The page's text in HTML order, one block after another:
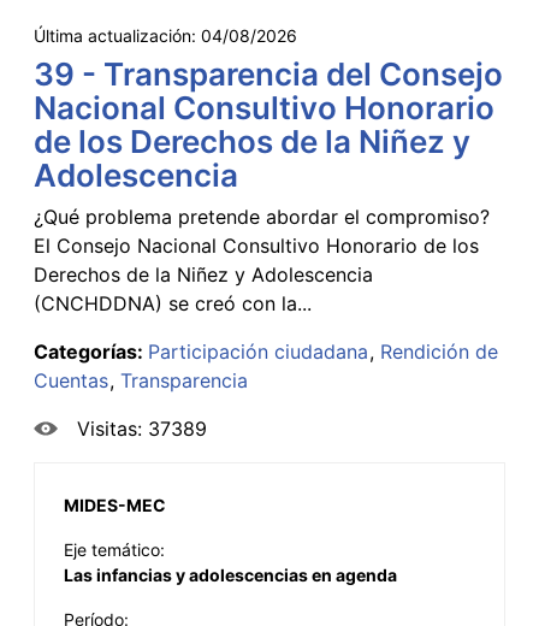
Última actualización: 04/08/2026
39 - Transparencia del Consejo
Nacional Consultivo Honorario
de los Derechos de la Niñez y
Adolescencia
¿Qué problema pretende abordar el compromiso?
El Consejo Nacional Consultivo Honorario de los
Derechos de la Niñez y Adolescencia
(CNCHDDNA) se creó con la...
Categorías: Participación ciudadana Rendición de
Cuentas Transparencia
Visitas: 37389
MIDES-MEC
Eje temático:
Las infancias y adolescencias en agenda
Período: